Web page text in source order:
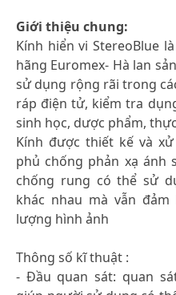
Giới thiệu chung:
Kính hiển vi StereoBlue
hãng Euromex- Hà lan
sử dụng rộng rãi trong
ráp điện tử, kiểm tra
sinh học, dược phẩm,
Kính được thiết kế và
phủ chống phản xạ ánh
chống rung có thể sử
khác nhau mà vẫn
lượng hình ảnh
Thông số kĩ thuật :
- Đầu quan sát: quan